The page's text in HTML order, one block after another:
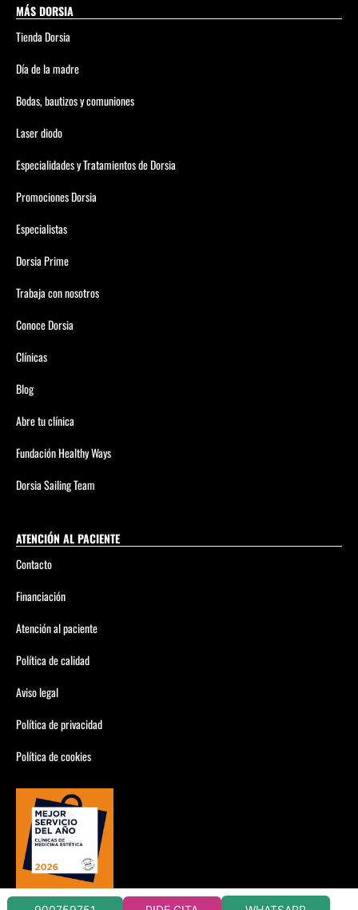
MÁS DORSIA
Tienda Dorsia
Día de la madre
Bodas, bautizos y comuniones
Laser diodo
Especialidades y Tratamientos de Dorsia
Promociones Dorsia
Especialistas
Dorsia Prime
Trabaja con nosotros
Conoce Dorsia
Clínicas
Blog
Abre tu clínica
Fundación Healthy Ways
Dorsia Sailing Team
ATENCIÓN AL PACIENTE
Contacto
Financiación
Atención al paciente
Política de calidad
Aviso legal
Política de privacidad
Política de cookies